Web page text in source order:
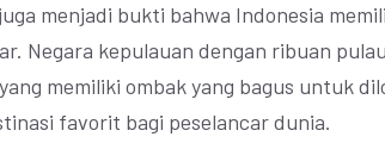
menjadi bukti bahwa Indonesia
Negara kepulauan dengan ribuan
memiliki ombak yang bagus untuk
favorit bagi peselancar dunia.